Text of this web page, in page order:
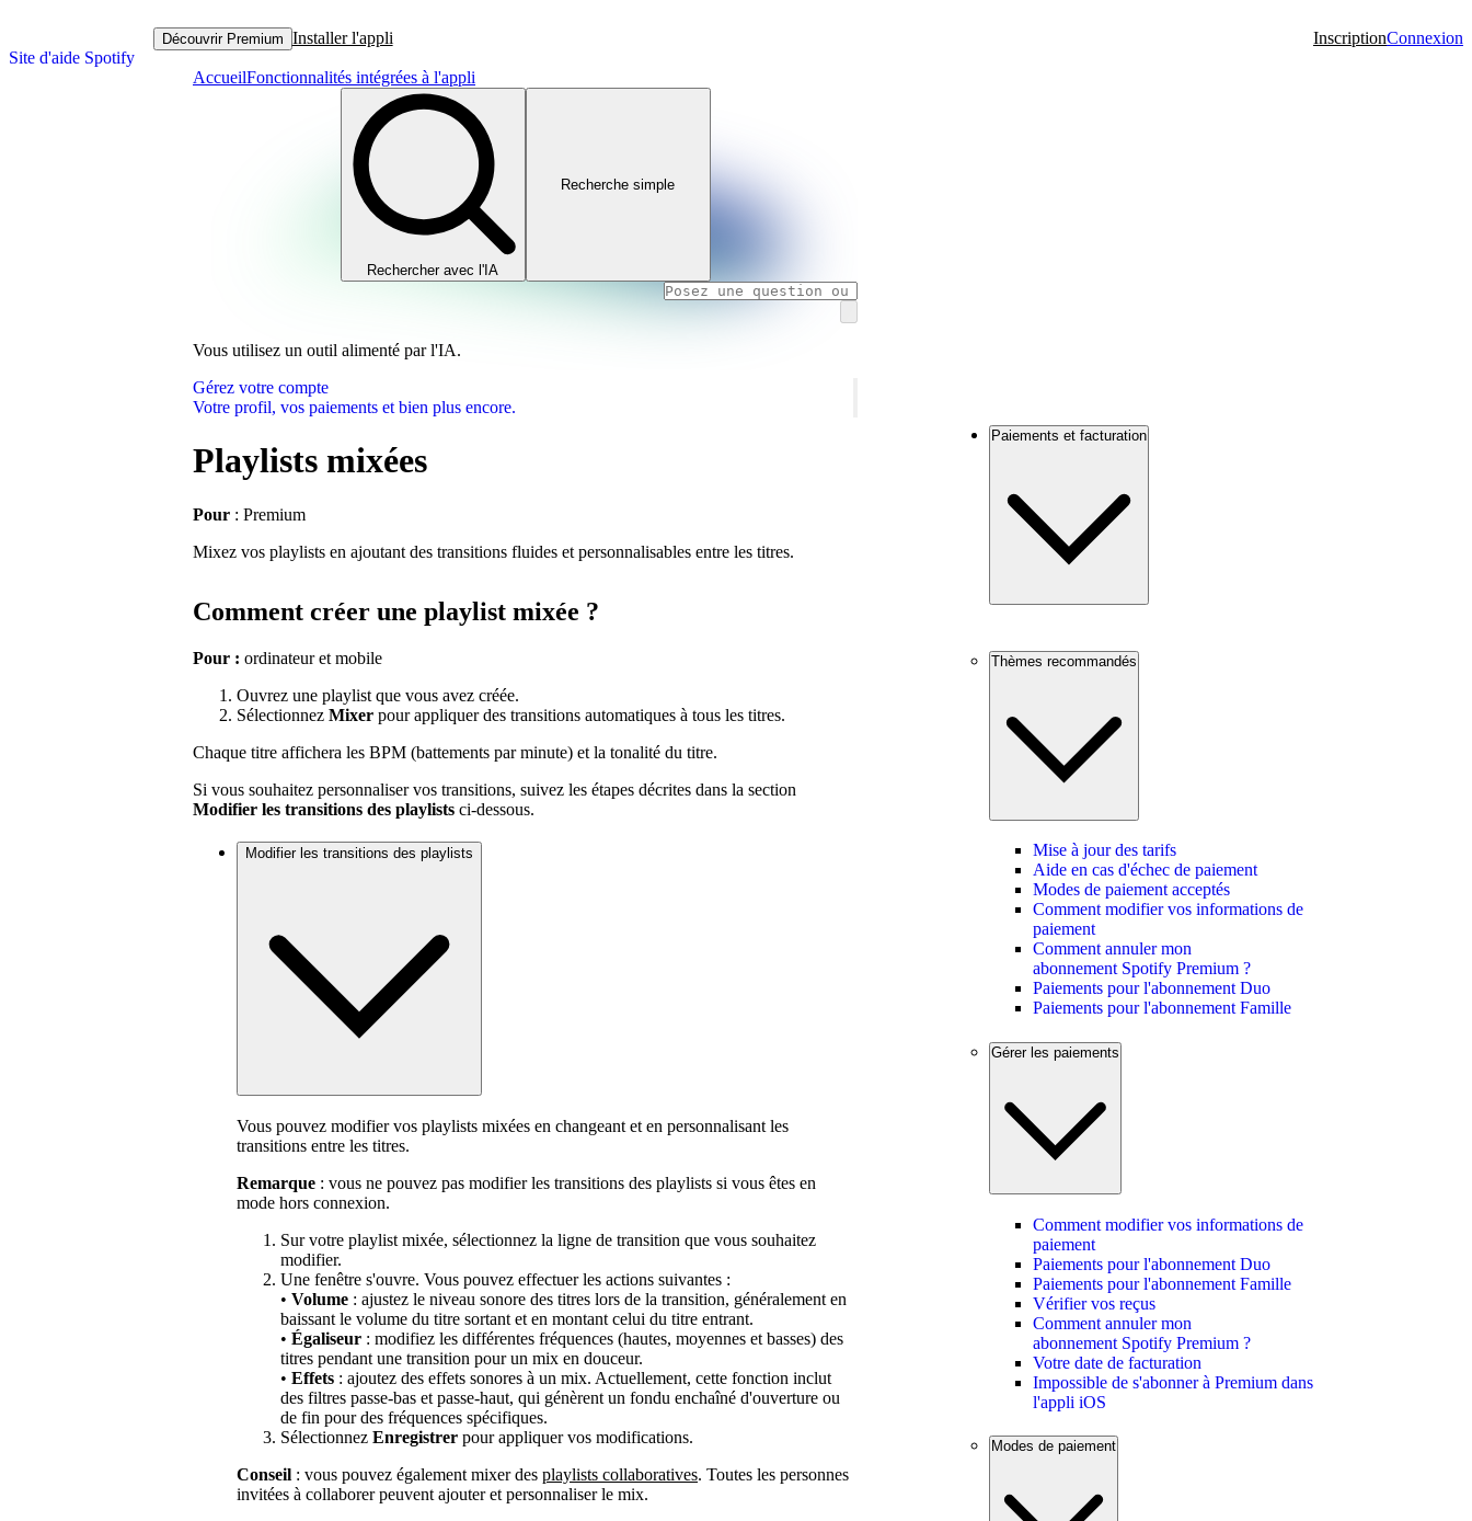
Site d'aide Spotify
Découvrir Premium Installer l'appli InscriptionConnexion
AccueilFonctionnalités intégrées à l'appli
Rechercher avec l'IA
Recherche simple
Vous utilisez un outil alimenté par l'IA.
Gérez votre compte
Votre profil, vos paiements et bien plus encore.
Playlists mixées
Pour : Premium
Mixez vos playlists en ajoutant des transitions fluides et personnalisables entre les titres.
Comment créer une playlist mixée ?
Pour : ordinateur et mobile
Ouvrez une playlist que vous avez créée.
Sélectionnez Mixer pour appliquer des transitions automatiques à tous les titres.
Chaque titre affichera les BPM (battements par minute) et la tonalité du titre.
Si vous souhaitez personnaliser vos transitions, suivez les étapes décrites dans la section
Modifier les transitions des playlists ci-dessous.
Modifier les transitions des playlists
Vous pouvez modifier vos playlists mixées en changeant et en personnalisant les
transitions entre les titres.
Remarque : vous ne pouvez pas modifier les transitions des playlists si vous êtes en
mode hors connexion.
Sur votre playlist mixée, sélectionnez la ligne de transition que vous souhaitez
modifier.
Une fenêtre s'ouvre. Vous pouvez effectuer les actions suivantes :
• Volume : ajustez le niveau sonore des titres lors de la transition, généralement en
baissant le volume du titre sortant et en montant celui du titre entrant.
• Égaliseur : modifiez les différentes fréquences (hautes, moyennes et basses) des
titres pendant une transition pour un mix en douceur.
• Effets : ajoutez des effets sonores à un mix. Actuellement, cette fonction inclut
des filtres passe-bas et passe-haut, qui génèrent un fondu enchaîné d'ouverture ou
de fin pour des fréquences spécifiques.
Sélectionnez Enregistrer pour appliquer vos modifications.
Conseil : vous pouvez également mixer des playlists collaboratives. Toutes les personnes
invitées à collaborer peuvent ajouter et personnaliser le mix.
Paiements et facturation
Thèmes recommandés
Mise à jour des tarifs
Aide en cas d'échec de paiement
Modes de paiement acceptés
Comment modifier vos informations de
paiement
Comment annuler mon
abonnement Spotify Premium ?
Paiements pour l'abonnement Duo
Paiements pour l'abonnement Famille
Gérer les paiements
Comment modifier vos informations de
paiement
Paiements pour l'abonnement Duo
Paiements pour l'abonnement Famille
Vérifier vos reçus
Comment annuler mon
abonnement Spotify Premium ?
Votre date de facturation
Impossible de s'abonner à Premium dans
l'appli iOS
Modes de paiement